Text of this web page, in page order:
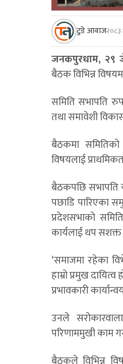
टुडे आवाज२०८३
जनकपुरधाम, २९
बैठक विभिन्न
समिति सभापति
तथा समावेशी
बैठकमा
विषयलाई
बैठकपछि सभापति
पछाडि पारिएका
प्रदेशसभाको
कार्यलाई थप सशक्त
‘समाजमा रहेका
हाम्रो प्रमुख
प्रभावकारी
उनले
परिणाममुखी काम